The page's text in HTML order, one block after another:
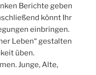
Berichte geben
könnt Ihr
einbringen.
Leben“ gestalten
üben.
Junge, Alte,